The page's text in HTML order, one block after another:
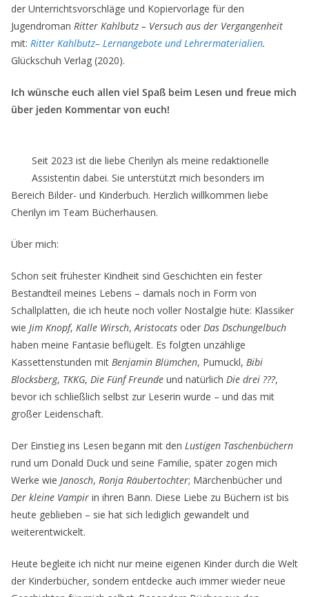
der Unterrichtsvorschläge und Kopiervorlage für den
Jugendroman Ritter Kahlbutz – Versuch aus der Vergangenheit
mit: Ritter Kahlbutz– Lernangebote und Lehrermaterialien.
Glückschuh Verlag (2020).
Ich wünsche euch allen viel Spaß beim Lesen und freue mich
über jeden Kommentar von euch!
Seit 2023 ist die liebe Cherilyn als meine redaktionelle
Assistentin dabei. Sie unterstützt mich besonders im
Bereich Bilder- und Kinderbuch. Herzlich willkommen liebe
Cherilyn im Team Bücherhausen.
Über mich:
Schon seit frühester Kindheit sind Geschichten ein fester
Bestandteil meines Lebens – damals noch in Form von
Schallplatten, die ich heute noch voller Nostalgie hüte: Klassiker
wie Jim Knopf, Kalle Wirsch,Aristocats oder Das Dschungelbuch
haben meine Fantasie beflügelt. Es folgten unzählige
Kassettenstunden mit Benjamin Blümchen, Pumuckl, Bibi
Blocksberg, TKKG, Die Fünf Freunde und natürlich Die drei ???,
bevor ich schließlich selbst zur Leserin wurde – und das mit
großer Leidenschaft.
Der Einstieg ins Lesen begann mit den Lustigen Taschenbüchern
rund um Donald Duck und seine Familie, später zogen mich
Werke wie Janosch, Ronja Räubertochter; Märchenbücher und
Der kleine Vampir in ihren Bann. Diese Liebe zu Büchern ist bis
heute geblieben – sie hat sich lediglich gewandelt und
weiterentwickelt.
Heute begleite ich nicht nur meine eigenen Kinder durch die Welt
der Kinderbücher, sondern entdecke auch immer wieder neue